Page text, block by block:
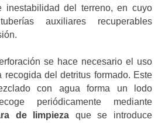
inestabilidad del terreno, en cuyo
auxiliares recuperables
se hace necesario el uso
del detritus formado. Este
con agua forma un lodo
periódicamente mediante
de limpieza que se introduce